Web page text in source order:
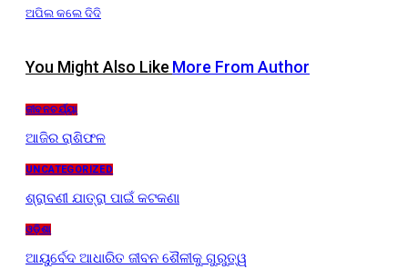
ଅପିଲ କଲେ ଦିଦି
You Might Also Like More From Author
ଜୀବନଚର୍ଯ୍ୟା
ଆଜିର ରାଶିଫଳ
UNCATEGORIZED
ଶ୍ରାବଣୀ ଯାତ୍ରା ପାଇଁ କଟକଣା
ଓଡ଼ିଶା
ଆୟୁର୍ବେଦ ଆଧାରିତ ଜୀବନ ଶୈଳୀକୁ ଗୁରୁତ୍ୱ